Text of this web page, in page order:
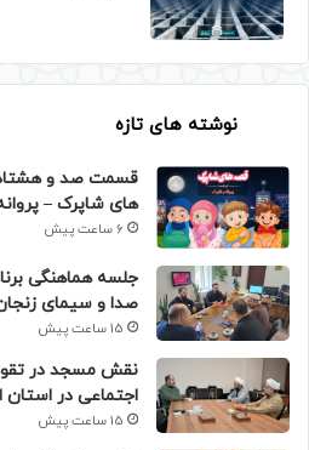
نوشته های تازه
قسمت صد و هشتاد
های شاپرک –
6 ساعت پیش
جلسه هماهنگی
صدا و سیمای
15 ساعت پیش
نقش مسجد در
اجتماعی در استان
15 ساعت پیش